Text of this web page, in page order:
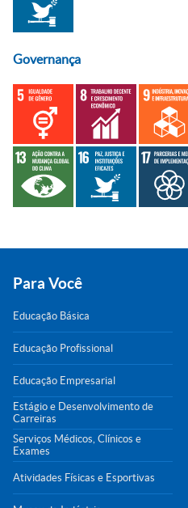
Governança
Para Você
Educação Básica
Educação Profissional
Educação Empresarial
Estágio e Desenvolvimento de
Carreiras
Serviços Médicos, Clínicos e
Exames
Atividades Físicas e Esportivas